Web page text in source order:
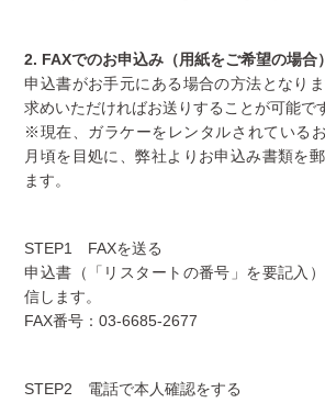
2. FAXでのお申込み（用紙をご希望の場合）
申込書がお手元にある場合の方法となり
求めいただければお送りすることが可能で
※現在、ガラケーをレンタルされている
月頃を目処に、弊社よりお申込み書類を
ます。
STEP1 FAXを送る
申込書（「リスタートの番号」を要記入
信します。
FAX番号：03-6685-2677
STEP2 電話で本人確認をする